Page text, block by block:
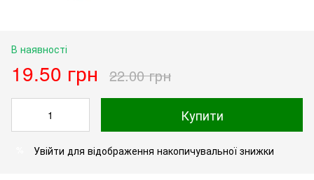
В наявності
19.50 грн 22.00 грн
Купити
Увійти для відображення накопичувальної знижки